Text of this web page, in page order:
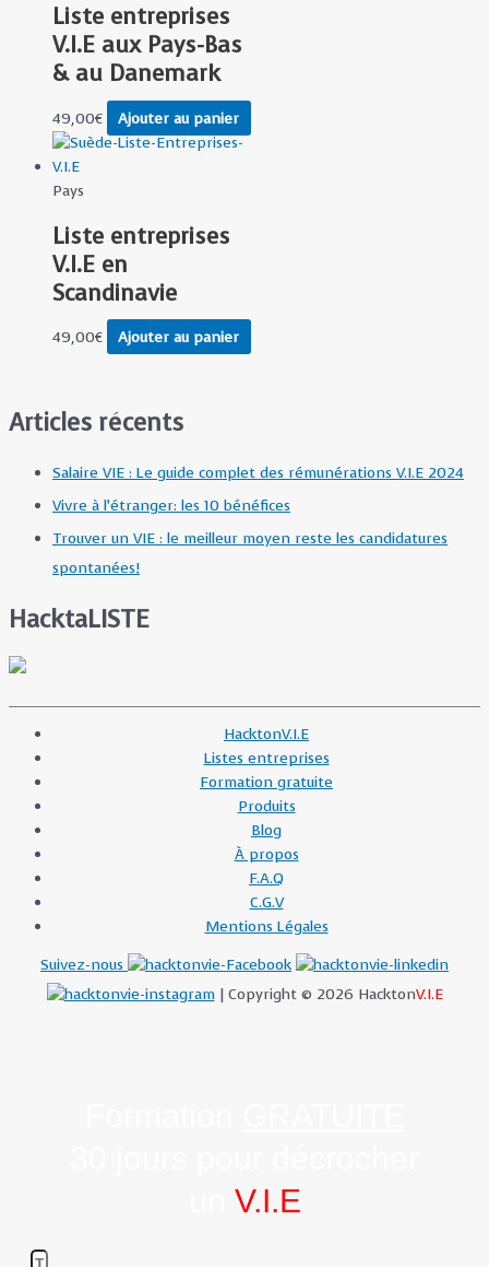
Liste entreprises
V.I.E aux Pays-Bas
& au Danemark
49,00€ Ajouter au panier
Pays
Liste entreprises
V.I.E en
Scandinavie
49,00€ Ajouter au panier
Articles récents
Salaire VIE : Le guide complet des rémunérations V.I.E 2024
Vivre à l’étranger: les 10 bénéfices
Trouver un VIE : le meilleur moyen reste les candidatures
spontanées!
HacktaLISTE
HacktonV.I.E
Listes entreprises
Formation gratuite
Produits
Blog
À propos
F.A.Q
C.G.V
Mentions Légales
Suivez-nous
| Copyright © 2026 HacktonV.I.E
V.I.E